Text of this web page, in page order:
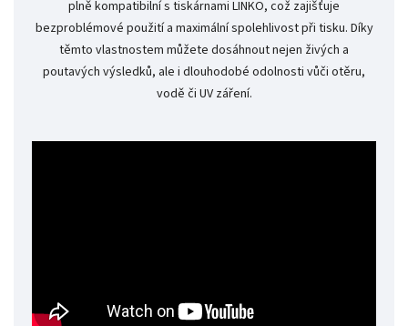
plně kompatibilní s tiskárnami LINKO, což zajišťuje
bezproblémové použití a maximální spolehlivost při tisku. Díky
těmto vlastnostem můžete dosáhnout nejen živých a
poutavých výsledků, ale i dlouhodobé odolnosti vůči otěru,
vodě či UV záření.